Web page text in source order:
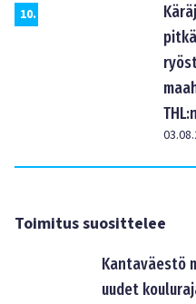
10.
Toimitus suosittelee
Kantaväestö
uudet